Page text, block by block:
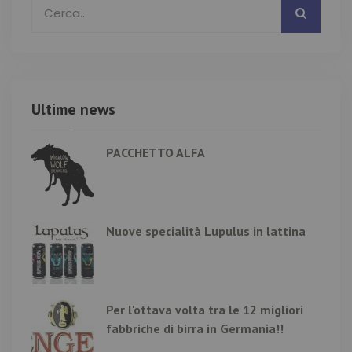
Ultime news
PACCHETTO ALFA
Nuove specialità Lupulus in lattina
Per l'ottava volta tra le 12 migliori
fabbriche di birra in Germania!!